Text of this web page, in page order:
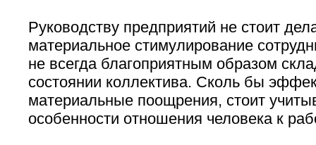
Руководству предприятий не стоит
материальное стимулирование
не всегда благоприятным образом
состоянии коллектива. Сколь бы
материальные поощрения, стоит
особенности отношения человека к